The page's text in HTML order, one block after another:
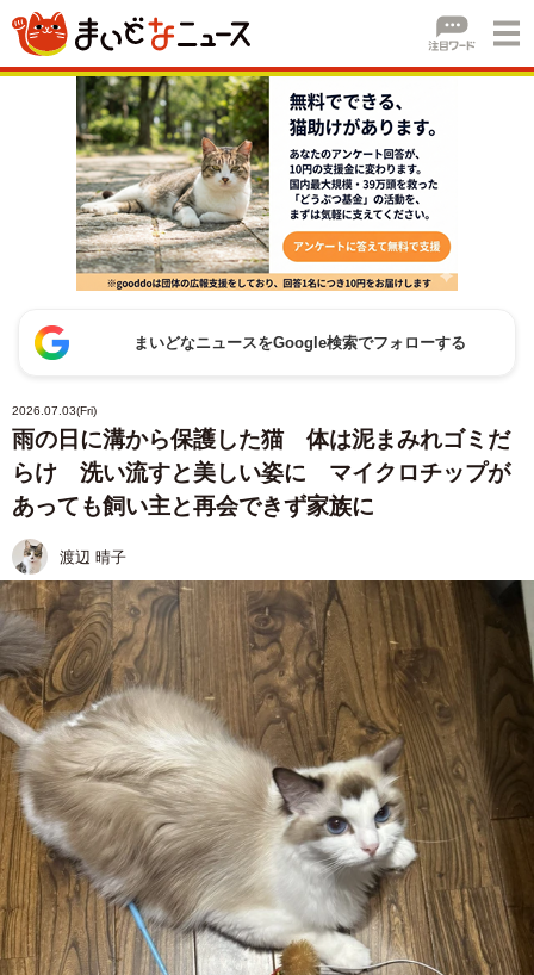
まいどなニュースをGoogle検索でフォローする
2026.07.03(Fri)
雨の日に溝から保護した猫 体は泥まみれゴミだ
らけ 洗い流すと美しい姿に マイクロチップが
あっても飼い主と再会できず家族に
渡辺 晴子